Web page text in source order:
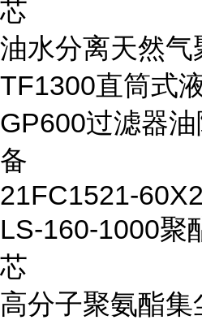
芯
油水分离天然气
TF1300直筒式
GP600过滤器
备
21FC1521-
LS-160-1000聚
芯
高分子聚氨酯集